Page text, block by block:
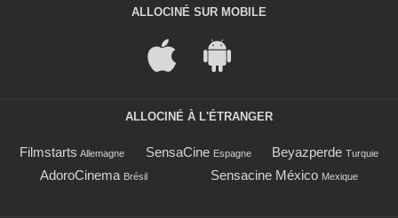
ALLOCINÉ SUR MOBILE
ALLOCINÉ À L'ÉTRANGER
Filmstarts Allemagne SensaCine Espagne Beyazperde Turquie
AdoroCinema Brésil Sensacine México Mexique